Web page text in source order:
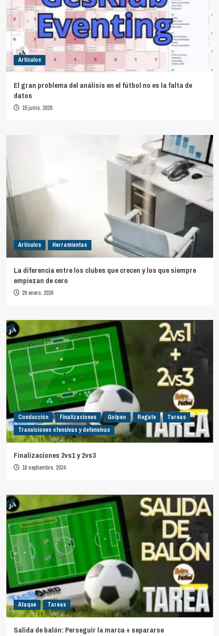
Artículos
El gran problema del análisis en el fútbol no es la falta de
datos
15 junio, 2026
Artículos Herramientas
La diferencia entre los clubes que crecen y los que siempre
empiezan de cero
29 enero, 2026
Conducción Finalizaciones Golpeo Regate
Tareas
Transiciones ofensivas y defensivas
Finalizaciones 2vs1 y 2vs3
18 septiembre, 2024
Ataque Tareas
Salida de balón: Perseguir la marca + separarse